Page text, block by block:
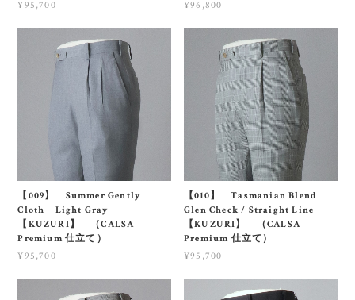
¥95,700 ¥96,800
【009】 Summer Gently
Cloth Light Gray
【KUZURI】 （CALSA
Premium 仕立て）
¥95,700
【010】 Tasmanian Blend
Glen Check / Straight Line
【KUZURI】 （CALSA
Premium 仕立て）
¥95,700